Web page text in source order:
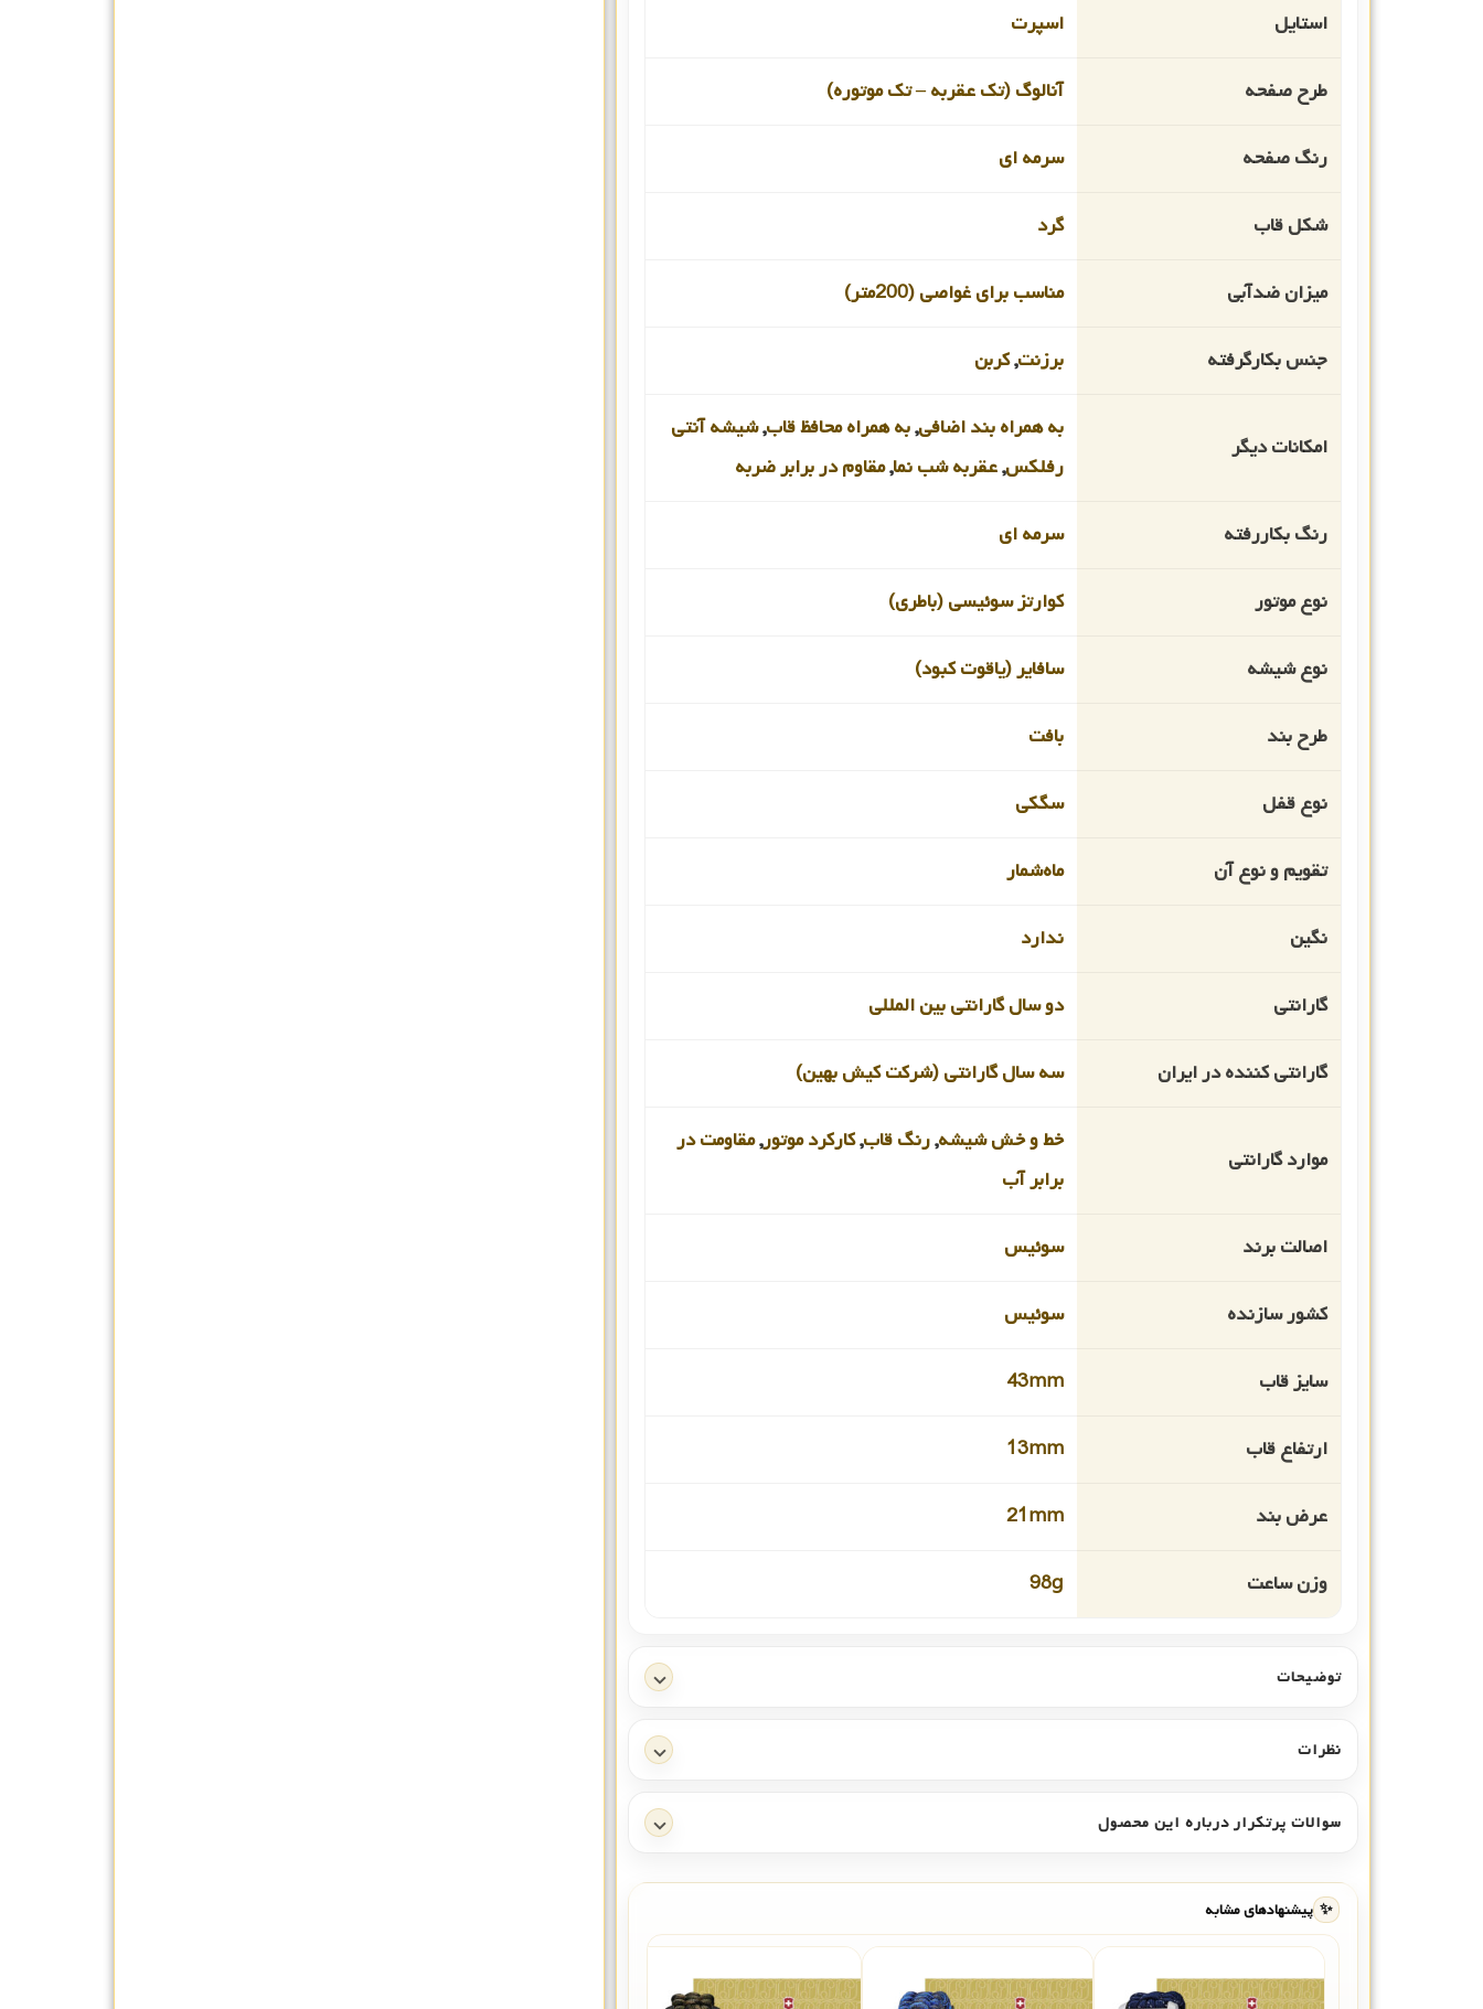
استایل اسپرت
طرح صفحه آنالوگ (تک عقربه – تک موتوره)
رنگ صفحه سرمه ای
شکل قاب گرد
میزان ضدآبی مناسب برای غواصی (200متر)
جنس بکارگرفته برزنت,کربن
امکانات دیگر
به همراه بند اضافی,به همراه محافظ قاب,شیشه آنتی
رفلکس,عقربه شب نما,مقاوم در برابر ضربه
رنگ بکاررفته سرمه ای
نوع موتور کوارتز سوئیسی (باطری)
نوع شیشه سافایر (یاقوت کبود)
طرح بند بافت
نوع قفل سگکی
تقویم و نوع آن ماه‌شمار
نگین ندارد
گارانتی دو سال گارانتی بین المللی
گارانتی کننده در ایران سه سال گارانتی (شرکت کیش بهین)
موارد گارانتی
خط و خش شیشه,رنگ قاب,کارکرد موتور,مقاومت در
برابر آب
اصالت برند سوئیس
کشور سازنده سوئیس
سایز قاب 43mm
ارتفاع قاب 13mm
عرض بند 21mm
وزن ساعت 98g
توضیحات
نظرات
سوالات پرتکرار درباره این محصول
✨ پیشنهادهای مشابه